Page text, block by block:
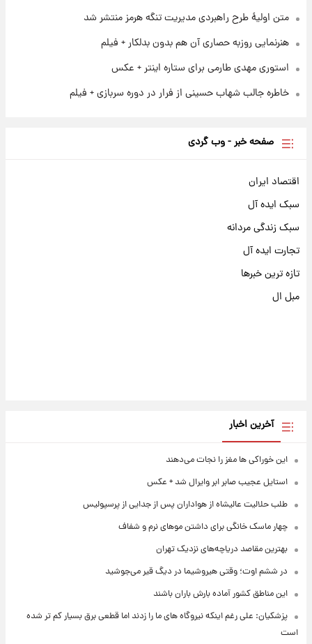
متن اولیۀ طرح راهبردی مدیریت تنگه هرمز منتشر شد
هنرنمایی روزبه حصاری آن هم بدون بدلکار + فیلم
استوری مهدی طارمی برای ستاره اینتر + عکس
خاطره جالب شهاب حسینی از فرار در دوره سربازی + فیلم
صفحه خبر - وب گردی
اقتصاد ایران
سبک ایده آل
سبک زندگی مردانه
تجارت ایده آل
تازه ترین خبرها
مبل ال
آخرین اخبار
این خوراکی ها مغز را نجات می‌دهند
استایل عجیب صابر ابر وایرال شد + عکس
طلب حلالیت عالیشاه از هواداران پس از جدایی از پرسپولیس
چهار ماسک خانگی برای داشتن موهای نرم و شفاف
بهترین مقاصد دریاچه‌های نزدیک تهران
در ششم اوت؛ وقتی هیروشیما در دیگ قیر می‌جوشید
این مناطق کشور آماده بارش باران باشند
پزشکیان: علی رغم اینکه نیروگاه های ما را زدند اما قطعی برق بسیار کم تر شده
است